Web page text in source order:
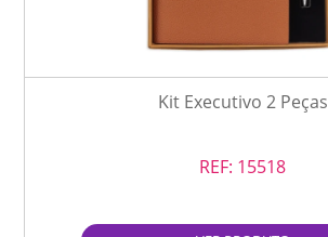
Kit Executivo 2 Peças
REF: 15518